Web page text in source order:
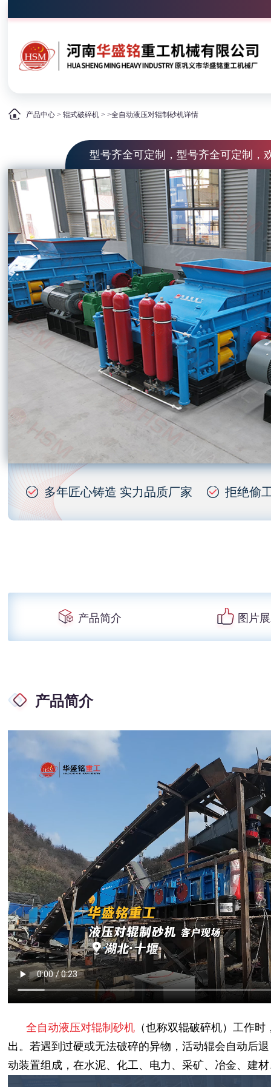
产品中心 >辊式破碎机 > >全自动液压对辊制砂机详情
型号齐全可定制，型号齐全可定制，
多年匠心铸造 实力品质厂家 拒绝偷
产品简介 图片
产品简介
全自动液压对辊制砂机 （也称双辊破碎机）工作
出。若遇到过硬或无法破碎的异物，活动辊会自动后
动装置组成，在水泥、化工、电力、采矿、冶金、建